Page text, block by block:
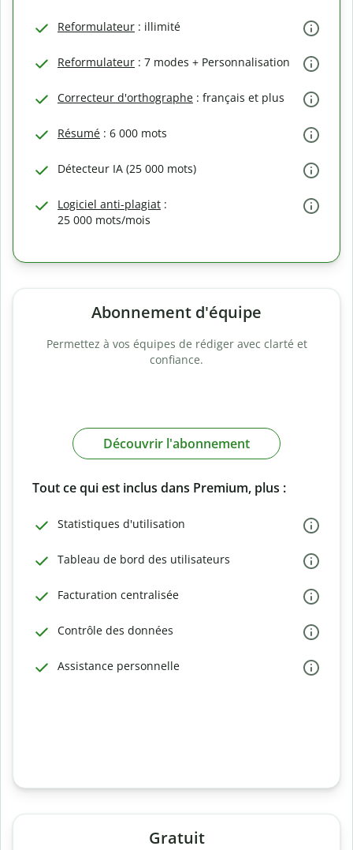
Reformulateur : illimité
Reformulateur : 7 modes + Personnalisation
Correcteur d'orthographe : français et plus
Résumé : 6 000 mots
Détecteur IA (25 000 mots)
Logiciel anti-plagiat :
25 000 mots/mois
Abonnement d'équipe
Permettez à vos équipes de rédiger avec clarté et
confiance.
Découvrir l'abonnement
Tout ce qui est inclus dans Premium, plus :
Statistiques d'utilisation
Tableau de bord des utilisateurs
Facturation centralisée
Contrôle des données
Assistance personnelle
Gratuit